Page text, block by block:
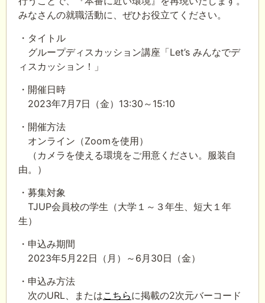
みなさんの就職活動に、ぜひお役立てください。
・タイトル
グループディスカッション講座「Let’s みんなでデ
ィスカッション！」
・開催日時
2023年7月7日（金）13:30～15:10
・開催方法
オンライン（Zoomを使用）
（カメラを使える環境をご用意ください。服装自
由。）
・募集対象
TJUP会員校の学生（大学１～３年生、短大１年
生）
・申込み期間
2023年5月22日（月）～6月30日（金）
・申込み方法
次のURL、またはこちらに掲載の2次元バーコード